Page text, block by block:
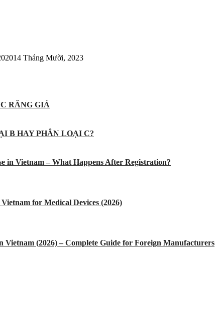
14 Tháng Mười, 2023
RĂNG GIẢ
B HAY PHÂN LOẠI C?
in Vietnam – What Happens After Registration?
for Medical Devices (2026)
Vietnam (2026) – Complete Guide for Foreign Manufacturers